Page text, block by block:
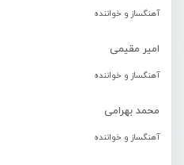
آهنگساز و خواننده
امیر مقیمی
آهنگساز و خواننده
محمد بهرامی
آهنگساز و خواننده